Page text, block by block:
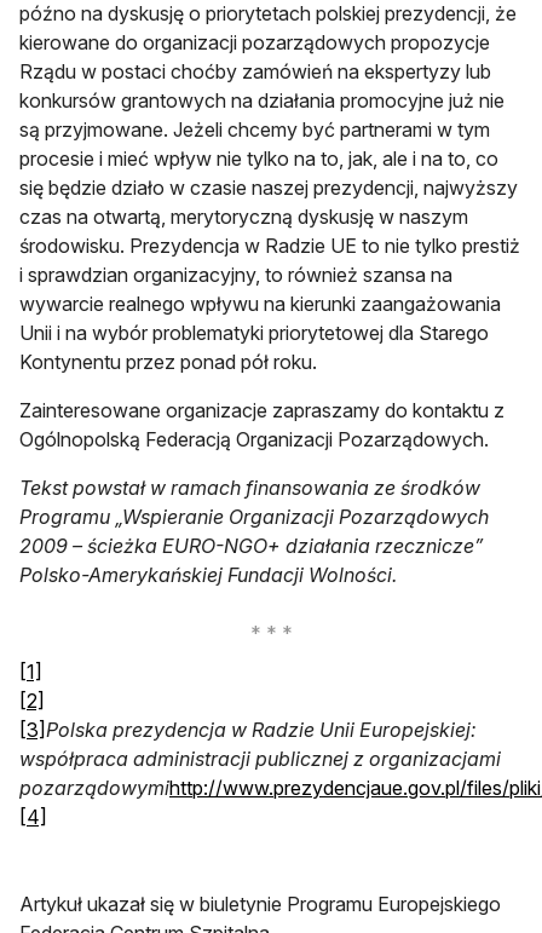
późno na dyskusję o priorytetach polskiej prezydencji, że
kierowane do organizacji pozarządowych propozycje
Rządu w postaci choćby zamówień na ekspertyzy lub
konkursów grantowych na działania promocyjne już nie
są przyjmowane. Jeżeli chcemy być partnerami w tym
procesie i mieć wpływ nie tylko na to, jak, ale i na to, co
się będzie działo w czasie naszej prezydencji, najwyższy
czas na otwartą, merytoryczną dyskusję w naszym
środowisku. Prezydencja w Radzie UE to nie tylko prestiż
i sprawdzian organizacyjny, to również szansa na
wywarcie realnego wpływu na kierunki zaangażowania
Unii i na wybór problematyki priorytetowej dla Starego
Kontynentu przez ponad pół roku.
Zainteresowane organizacje zapraszamy do kontaktu z
Ogólnopolską Federacją Organizacji Pozarządowych.
Tekst powstał w ramach finansowania ze środków
Programu „Wspieranie Organizacji Pozarządowych
2009 – ścieżka EURO-NGO+ działania rzecznicze”
Polsko-Amerykańskiej Fundacji Wolności.
[1]
[2]
[3]Polska prezydencja w Radzie Unii Europejskiej:
współpraca administracji publicznej z organizacjami
pozarządowymihttp://www.prezydencjaue.gov.pl/files/
[4]
Artykuł ukazał się w biuletynie Programu Europejskiego